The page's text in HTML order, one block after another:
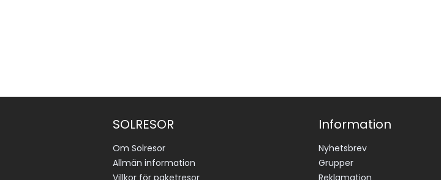
SOLRESOR
Om Solresor
Allmän information
Villkor för paketresor
Information
Nyhetsbrev
Grupper
Reklamation